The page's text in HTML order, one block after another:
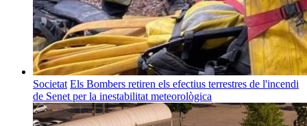
Societat Els Bombers retiren els efectius terrestres de l'incendi
de Senet per la inestabilitat meteorològica